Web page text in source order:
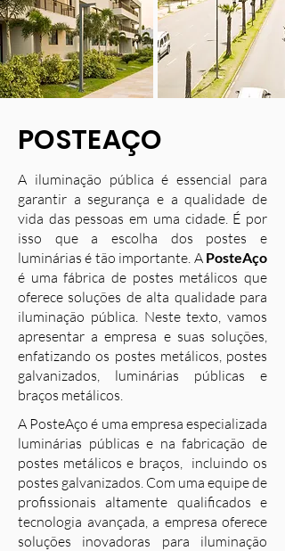
POSTEAÇO
A iluminação pública é essencial para
garantir a segurança e a qualidade de
vida das pessoas em uma cidade. É por
isso que a escolha dos postes e
luminárias é tão importante. A PosteAço
é uma fábrica de postes metálicos que
oferece soluções de alta qualidade para
iluminação pública. Neste texto, vamos
apresentar a empresa e suas soluções,
enfatizando os postes metálicos, postes
galvanizados, luminárias públicas e
braços metálicos.
A PosteAço é uma empresa especializada
luminárias públicas e na fabricação de
postes metálicos e braços, incluindo os
postes galvanizados. Com uma equipe de
profissionais altamente qualificados e
tecnologia avançada, a empresa oferece
soluções inovadoras para iluminação